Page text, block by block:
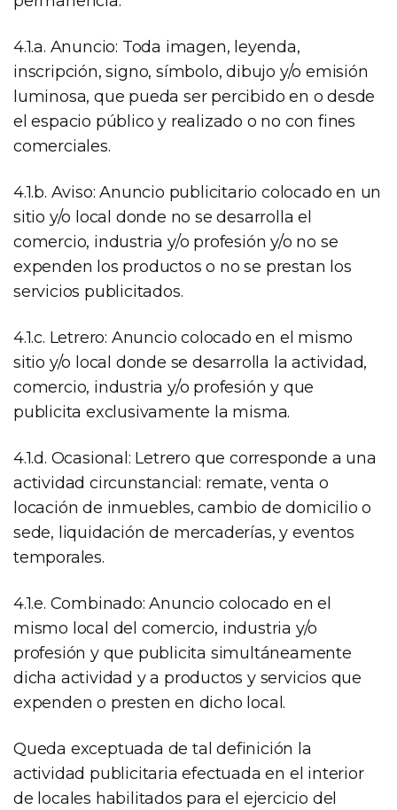
4.1.a. Anuncio: Toda imagen, leyenda,
inscripción, signo, símbolo, dibujo y/o emisión
luminosa, que pueda ser percibido en o desde
el espacio público y realizado o no con fines
comerciales.
4.1.b. Aviso: Anuncio publicitario colocado en un
sitio y/o local donde no se desarrolla el
comercio, industria y/o profesión y/o no se
expenden los productos o no se prestan los
servicios publicitados.
4.1.c. Letrero: Anuncio colocado en el mismo
sitio y/o local donde se desarrolla la actividad,
comercio, industria y/o profesión y que
publicita exclusivamente la misma.
4.1.d. Ocasional: Letrero que corresponde a una
actividad circunstancial: remate, venta o
locación de inmuebles, cambio de domicilio o
sede, liquidación de mercaderías, y eventos
temporales.
4.1.e. Combinado: Anuncio colocado en el
mismo local del comercio, industria y/o
profesión y que publicita simultáneamente
dicha actividad y a productos y servicios que
expenden o presten en dicho local.
Queda exceptuada de tal definición la
actividad publicitaria efectuada en el interior
de locales habilitados para el ejercicio del